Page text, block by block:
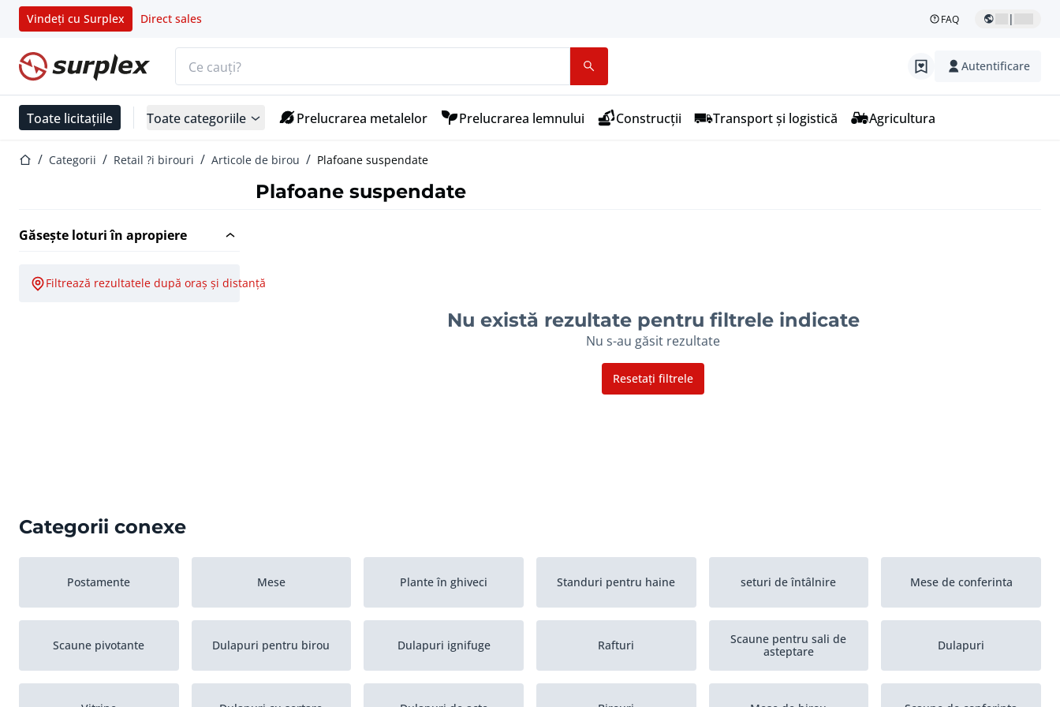
Vindeți cu Surplex Direct sales FAQ |
Pagina de start Autentificare
Toate licitațiile Toate categoriile Prelucrarea metalelor Prelucrarea lemnului Construcții Transport și logistică Agricultura
Pagina de start
Categorii Retail ?i birouri Articole de birou Plafoane suspendate
Plafoane suspendate
Găsește loturi în apropiere
Filtrează rezultatele după oraș și distanță
Nu există rezultate pentru filtrele indicate
Nu s-au găsit rezultate
Resetați filtrele
Categorii conexe
Postamente Mese Plante în ghiveci Standuri pentru haine seturi de întâlnire Mese de conferinta
Scaune pivotante Dulapuri pentru birou Dulapuri ignifuge Rafturi
Scaune pentru sali de
asteptare
Dulapuri